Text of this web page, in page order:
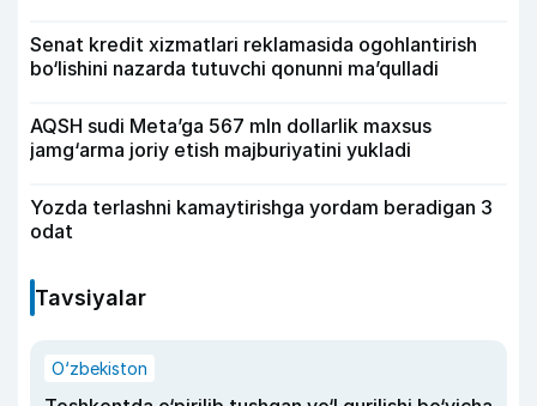
Senat kredit xizmatlari reklamasida ogohlantirish
bo‘lishini nazarda tutuvchi qonunni ma’qulladi
AQSH sudi Meta’ga 567 mln dollarlik maxsus
jamg‘arma joriy etish majburiyatini yukladi
Yozda terlashni kamaytirishga yordam beradigan 3
odat
Tavsiyalar
O‘zbekiston